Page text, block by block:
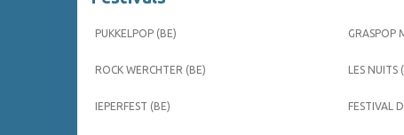
PUKKELPOP (BE)
ROCK WERCHTER (BE)
IEPERFEST (BE)
GRASPOP
LES NUITS
FESTIVAL